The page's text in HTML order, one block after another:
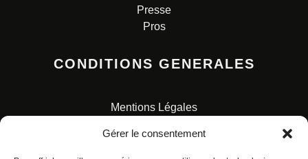
Gérer le consentement
Presse
Pros
CONDITIONS GENERALES
Mentions Légales
Charte pour la protection des données personnelles